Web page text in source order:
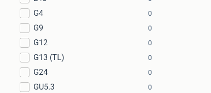
G4 0
G9 0
G12 0
G13 (TL) 0
G24 0
GU5.3 0